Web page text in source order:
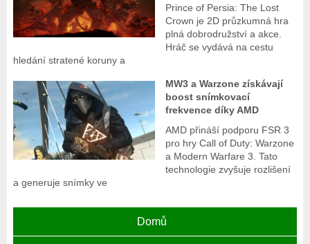
Prince of Persia: The Lost
Crown je 2D průzkumná hra
plná dobrodružství a akce.
Hráč se vydává na cestu
hledání stratené koruny a
MW3 a Warzone získávají
boost snímkovací
frekvence díky AMD
AMD přináší podporu FSR 3
pro hry Call of Duty: Warzone
a Modern Warfare 3. Tato
technologie zvyšuje rozlišení
a generuje snímky ve
Domů